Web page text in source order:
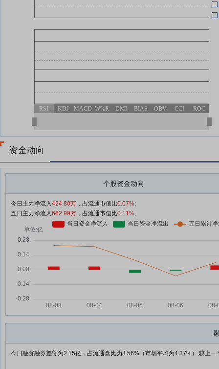
RSI KDJ MACD W%R DMI BIAS OBV CCI ROC
资金动向
个股资金动向
今日主力净流入424.80万 ，占流通市值比0.07%;
五日主力净流入662.99万 ，占流通市值比0.11%;
今日融资融券差额为2.15亿，占流通盘比为3.56%（市场平均为4.37%）,较上一